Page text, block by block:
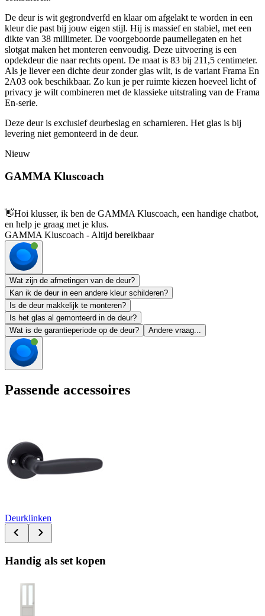
De deur is wit gegrondverfd en klaar om afgelakt te worden in een
kleur die past bij jouw eigen stijl. Hij is massief en stabiel, met een
dikte van 38 millimeter. De voorgeboorde paumellegaten en het
slotgat maken het monteren eenvoudig. Deze uitvoering is een
opdekdeur die naar rechts opent. De maat is 83 bij 211,5 centimeter.
Als je liever een dichte deur zonder glas wilt, is de variant Frama En
2A03 ook beschikbaar. Zo kun je per ruimte kiezen hoeveel licht of
privacy je wilt combineren met de klassieke uitstraling van de Frama
En-serie.
Deze deur is exclusief deurbeslag en scharnieren. Het glas is bij
levering niet gemonteerd in de deur.
Nieuw
GAMMA Kluscoach
👋Hoi klusser, ik ben de GAMMA Kluscoach, een handige chatbot,
en help je graag met je klus.
GAMMA Kluscoach - Altijd bereikbaar
Wat zijn de afmetingen van de deur?
Kan ik de deur in een andere kleur schilderen?
Is de deur makkelijk te monteren?
Is het glas al gemonteerd in de deur?
Wat is de garantieperiode op de deur?
Andere vraag...
Passende accessoires
Deurklinken
Handig als set kopen